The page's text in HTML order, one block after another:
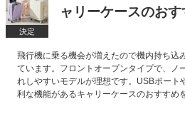
決定
ャリーケースのおす
飛行機に乗る機会が増えたので機内持ち込
ています。フロントオープンタイプで、ノ
れしやすいモデルが理想です。USBポート
利な機能があるキャリーケースのおすすめ